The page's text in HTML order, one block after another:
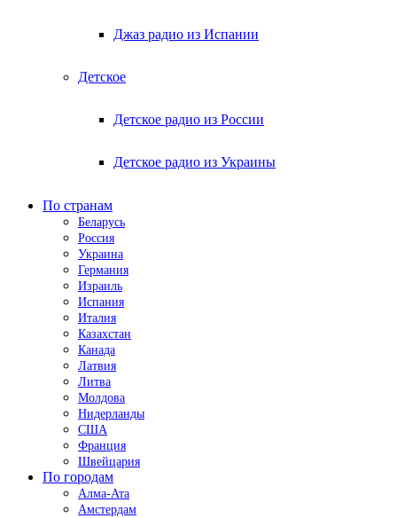
Джаз радио из Испании
Детское
Детское радио из России
Детское радио из Украины
По странам
Беларусь
Россия
Украина
Германия
Израиль
Испания
Италия
Казахстан
Канада
Латвия
Литва
Молдова
Нидерланды
США
Франция
Швейцария
По городам
Алма-Ата
Амстердам